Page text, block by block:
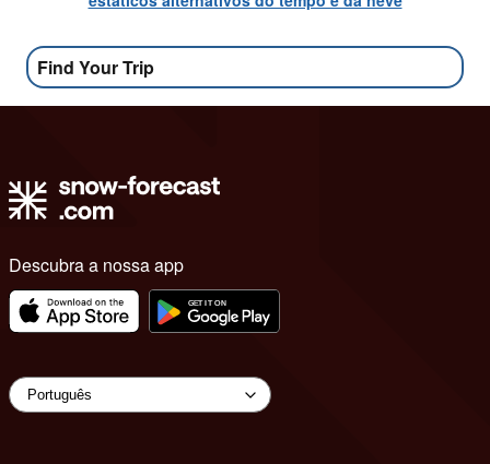
Find Your Trip
Descubra a nossa app